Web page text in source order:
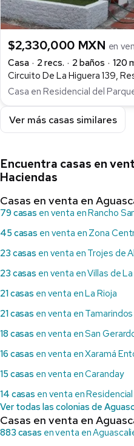
$2,330,000 MXN en
Casa
2 recs. 2 baños
120
Casa en Residencial del
Ver más casas similares
Encuentra casas en
Haciendas
Casas en venta en
79 casas en venta en Rancho
45 casas en venta en Zona
23 casas en venta en Trojes de
23 casas en venta en Villas de
21 casas en venta en La Rioja
21 casas en venta en Tamarindos
18 casas en venta en San
16 casas en venta en Xaramá
15 casas en venta en Caranday
14 casas en venta en
Ver todas las colonias de
Casas en venta en
883 casas en venta en